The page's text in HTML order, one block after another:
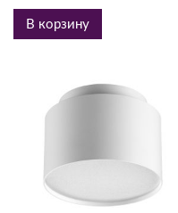
В корзину